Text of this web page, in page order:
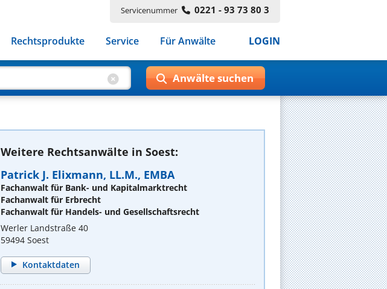
Servicenummer 0221 - 93 73 80 3
Rechtsprodukte Service Für Anwälte LOGIN
Weitere Rechtsanwälte in Soest:
Patrick J. Elixmann, LL.M., EMBA
Fachanwalt für Bank- und Kapitalmarktrecht
Fachanwalt für Erbrecht
Fachanwalt für Handels- und Gesellschaftsrecht
Werler Landstraße 40
59494 Soest
Kontaktdaten